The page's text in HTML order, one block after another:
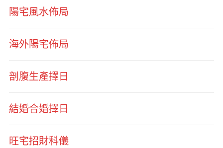
陽宅風水佈局
海外陽宅佈局
剖腹生產擇日
結婚合婚擇日
旺宅招財科儀